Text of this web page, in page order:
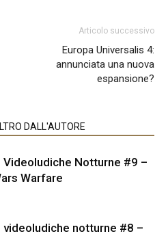
Articolo successivo
Europa Universalis 4:
annunciata una nuova
espansione?
DALL'AUTORE
Videoludiche Notturne #9 –
Warfare
videoludiche notturne #8 –